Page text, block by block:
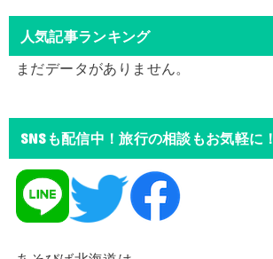
人気記事ランキング
まだデータがありません。
SNSも配信中！旅行の相談もお気軽に！